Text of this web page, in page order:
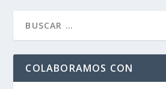
COLABORAMOS CON